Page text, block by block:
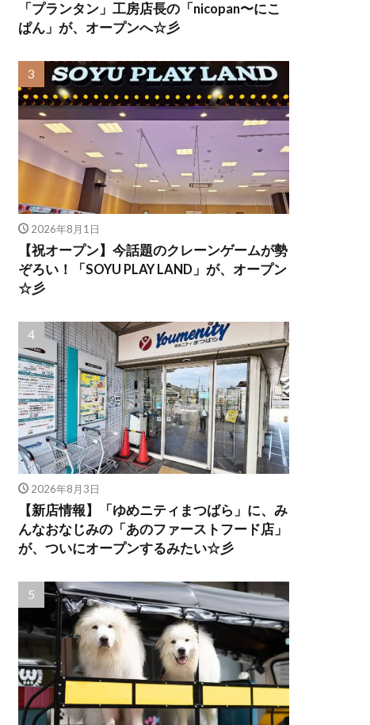
「プランタン」工房店長の「nicopan〜にこ
ぱん」が、オープンへ☆彡
2026年8月1日
【祝オープン】今話題のクレーンゲームが勢
ぞろい！「SOYU PLAY LAND」が、オープン
☆彡
2026年8月3日
【新店情報】「ゆめニティまつばら」に、み
んなおなじみの「あのファーストフード店」
が、ついにオープンするみたい☆彡